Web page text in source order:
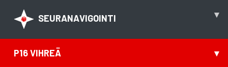
SEURANAVIGOINTI ▾
P16 VIHREÄ ▾